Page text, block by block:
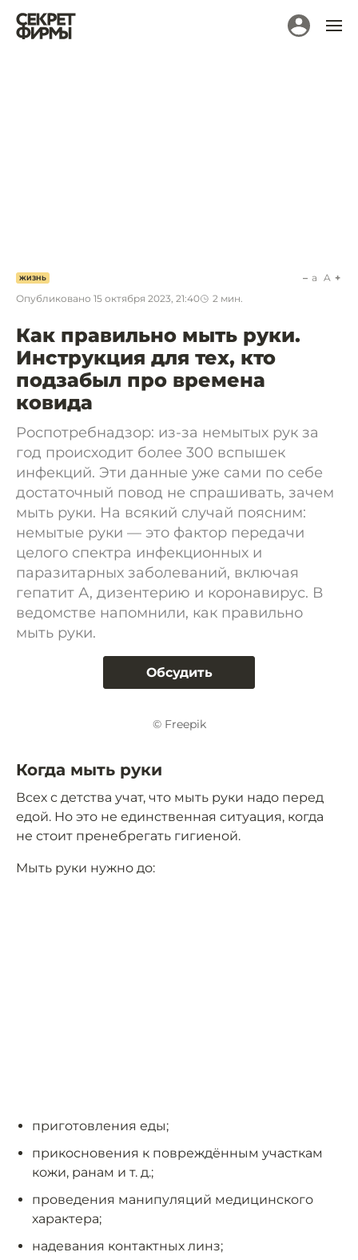
ЖИЗНЬ
Опубликовано 15 октября 2023, 21:40 2 мин.
a A
Как правильно мыть руки.
Инструкция для тех, кто
подзабыл про времена
ковида
Роспотребнадзор: из-за немытых рук за
год происходит более 300 вспышек
инфекций. Эти данные уже сами по себе
достаточный повод не спрашивать, зачем
мыть руки. На всякий случай поясним:
немытые руки — это фактор передачи
целого спектра инфекционных и
паразитарных заболеваний, включая
гепатит А, дизентерию и коронавирус. В
ведомстве напомнили, как правильно
мыть руки.
Обсудить
© Freepik
Когда мыть руки
Всех с детства учат, что мыть руки надо перед
едой. Но это не единственная ситуация, когда
не стоит пренебрегать гигиеной.
Мыть руки нужно до:
приготовления еды;
прикосновения к повреждённым участкам
кожи, ранам и т. д.;
проведения манипуляций медицинского
характера;
надевания контактных линз;